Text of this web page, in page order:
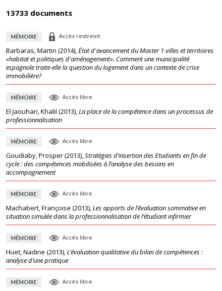
13733 documents
MÉMOIRE Accès restreint
Barbaras, Martin (2014),État d'avancement du Master 1 villes et territoires
«habitat et politiques d'aménagement». Comment une municipalité
espagnole traite-elle la question du logement dans un contexte de crise
immobilière?
MÉMOIRE Accès libre
El Jaouhari, Khalil (2013),La place de la compétence dans un processus de
professionnalisation
MÉMOIRE Accès libre
Goudiaby, Prosper(2013),Stratégies d’insertion des Etudiants en fin de
cycle : des compétences mobilisées à l’analyse des besoins en
accompagnement
MÉMOIRE Accès libre
Machabert, Françoise (2013),Les apports de l’évaluation sommative en
situation simulée dans la professionnalisation de l’étudiant infirmier
MÉMOIRE Accès libre
Huet, Nadine (2013),L’évaluation qualitative du bilan de compétences :
analyse d’une pratique
MÉMOIRE Accès libre